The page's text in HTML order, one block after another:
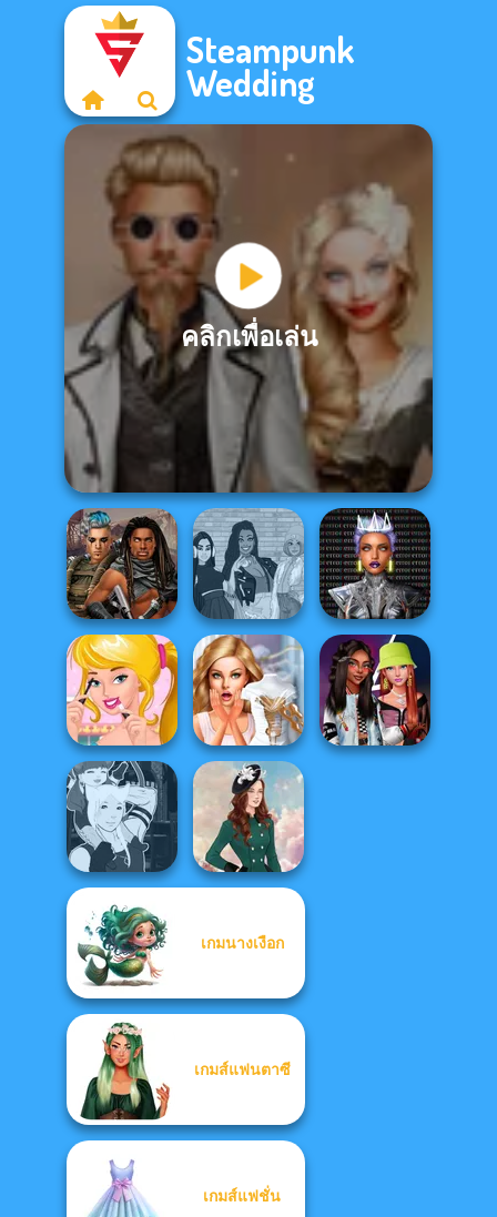
Steampunk
Wedding
คลิกเพื่อเล่น
Cyberpunk
Guardians
The Fly Squad:
#squadgoals
Cyber Chic
Makeover
Queens
Ellie's Morning
Routine
Bridezilla: Prank
The Bride
Manga Creator -
Fantasy World...
เกมนางเงือก
เกมส์แฟนตาซี
เกมส์แฟชั่น